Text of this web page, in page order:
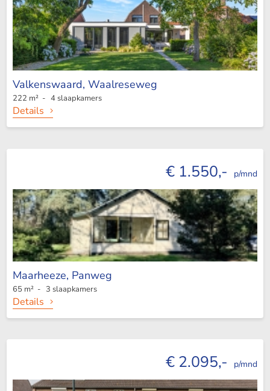
Valkenswaard, Waalreseweg
222 m² - 4 slaapkamers
Details
€ 1.550,- p/mnd
Maarheeze, Panweg
65 m² - 3 slaapkamers
Details
€ 2.095,- p/mnd